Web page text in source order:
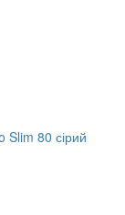
Slim 80 сірий